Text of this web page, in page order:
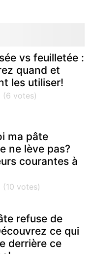
vs feuilletée :
quand et
les utiliser!
ma pâte
ne lève pas?
courantes à
refuse de
ce qui
derrière ce